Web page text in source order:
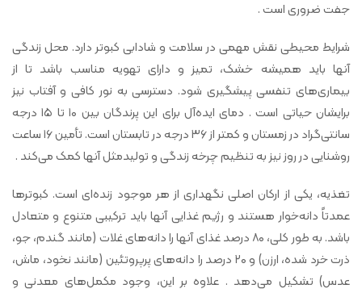
جفت ضروری است .
شرایط محیطی نقش مهمی در سلامت و شادابی کبوتر دارد. محل زندگی
آنها باید همیشه خشک، تمیز و دارای تهویه مناسب باشد تا از
بیماری‌های تنفسی پیشگیری شود. دسترسی به نور کافی و آفتاب نیز
برایشان حیاتی است . دمای ایده‌آل برای این پرندگان بین ۱۰ تا ۱۵ درجه
سانتی‌گراد در زمستان و کمتر از ۳۶ درجه در تابستان است. تأمین ۱۶ ساعت
روشنایی در روز نیز به تنظیم چرخه زندگی و تولیدمثل آنها کمک می‌کند .
تغذیه، یکی از ارکان اصلی نگهداری از هر موجود زنده‌ای است. کبوترها
عمدتاً دانه‌خوار هستند و رژیم غذایی آنها باید ترکیبی متنوع و متعادل
باشد. به طور کلی، ۸۰ درصد غذای آنها را دانه‌های غلات (مانند گندم، جو،
ذرت خرد شده، ارزن) و ۲۰ درصد را دانه‌های پرپروتئین (مانند نخود، ماش،
عدس) تشکیل می‌دهد . علاوه بر این، وجود مکمل‌های معدنی و